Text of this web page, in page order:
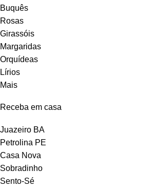
Buquês
Rosas
Girassóis
Margaridas
Orquídeas
Lírios
Mais
Receba em casa
Juazeiro BA
Petrolina PE
Casa Nova
Sobradinho
Sento-Sé